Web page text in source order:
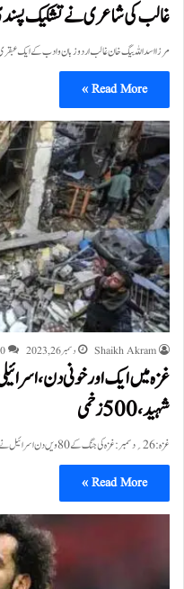
غالب کی شاعری نے تشکیک
مرزا اسداللہ بیگ خان غالب اردو زبان وادب کے ایک
Read More »
Shaikh Akram دسمبر 26, 2023 0
شہید، 500زخمی
غزہ:26؍دسمبر:غزہ کی جنگ کے 80 ویں دن اسرائیل نے غزہ کی پٹی میں شدید بمباری کی، مغربی کنارے کے شہر…
Read More »